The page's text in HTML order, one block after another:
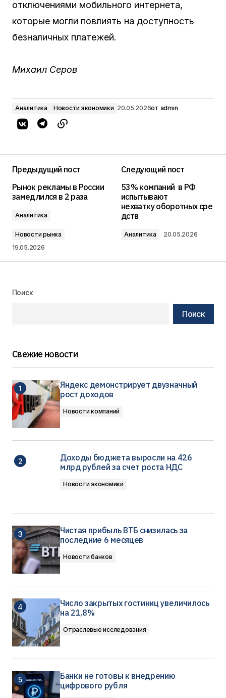
отключениями мобильного интернета,
которые могли повлиять на доступность
безналичных платежей.
Михаил Серов
Аналитика Новости экономики 20.05.2026от admin
Предыдущий пост
Рынок рекламы в России
замедлился в 2 раза
Аналитика
Новости рынка
19.05.2026
Следующий пост
53% компаний в РФ
испытывают
нехватку оборотных сре
дств
Аналитика 20.05.2026
Поиск
Поиск
Свежие новости
Яндекс демонстрирует двузначный
рост доходов
Новости компаний
Доходы бюджета выросли на 426
млрд рублей за счет роста НДС
Новости экономики
Чистая прибыль ВТБ снизилась за
последние 6 месяцев
Новости банков
Число закрытых гостиниц увеличилось
на 21,8%
Отраслевые исследования
Банки не готовы к внедрению
цифрового рубля